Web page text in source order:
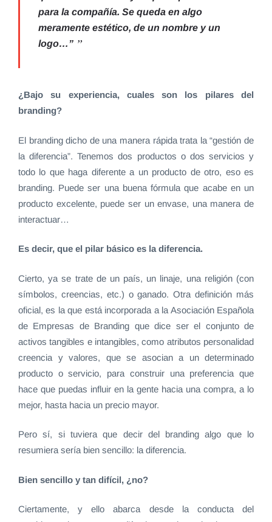
para la compañía. Se queda en algo
meramente estético, de un nombre y un
logo…”
¿Bajo su experiencia, cuales son los pilares del
branding?
El branding dicho de una manera rápida trata la “gestión de
la diferencia”. Tenemos dos productos o dos servicios y
todo lo que haga diferente a un producto de otro, eso es
branding. Puede ser una buena fórmula que acabe en un
producto excelente, puede ser un envase, una manera de
interactuar…
Es decir, que el pilar básico es la diferencia.
Cierto, ya se trate de un país, un linaje, una religión (con
símbolos, creencias, etc.) o ganado. Otra definición más
oficial, es la que está incorporada a la Asociación Española
de Empresas de Branding que dice ser el conjunto de
activos tangibles e intangibles, como atributos personalidad
creencia y valores, que se asocian a un determinado
producto o servicio, para construir una preferencia que
hace que puedas influir en la gente hacia una compra, a lo
mejor, hasta hacia un precio mayor.
Pero sí, si tuviera que decir del branding algo que lo
resumiera sería bien sencillo: la diferencia.
Bien sencillo y tan difícil, ¿no?
Ciertamente, y ello abarca desde la conducta del